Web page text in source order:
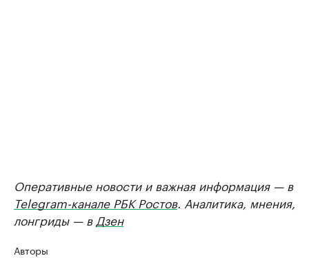
Оперативные новости и важная информация — в
Telegram-канале РБК Ростов. Аналитика, мнения,
лонгриды — в Дзен
Авторы